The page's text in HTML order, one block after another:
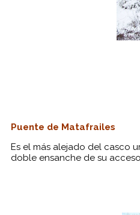
Puente de Matafrailes
Es el más alejado del casco
doble ensanche de su